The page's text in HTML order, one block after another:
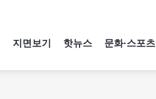
지면보기 핫뉴스 문화·스포츠